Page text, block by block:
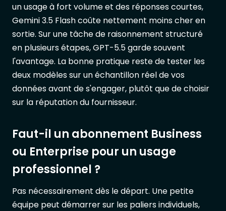
un usage à fort volume et des réponses courtes,
Gemini 3.5 Flash coûte nettement moins cher en
sortie. Sur une tâche de raisonnement structuré
en plusieurs étapes, GPT-5.5 garde souvent
l'avantage. La bonne pratique reste de tester les
deux modèles sur un échantillon réel de vos
données avant de s'engager, plutôt que de choisir
sur la réputation du fournisseur.
Faut-il un abonnement Business
ou Enterprise pour un usage
professionnel ?
Pas nécessairement dès le départ. Une petite
équipe peut démarrer sur les paliers individuels,